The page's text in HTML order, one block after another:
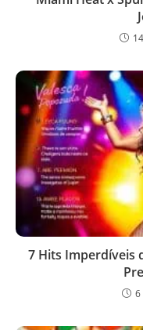
7 Hits Imperdíveis
6